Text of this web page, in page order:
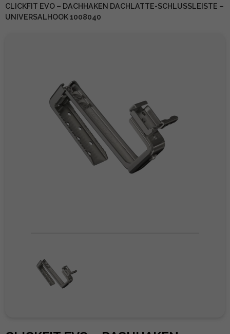
CLICKFIT EVO – DACHHAKEN DACHLATTE-SCHLUSSLEISTE –
UNIVERSALHOOK 1008040